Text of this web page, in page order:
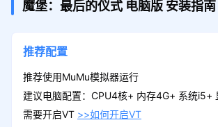
魔堡：最后的仪式 电脑版 安装指南
推荐配置
推荐使用MuMu模拟器运行
建议电脑配置：CPU4核+ 内存4G+ 系统i5+
需要开启VT >>如何开启VT